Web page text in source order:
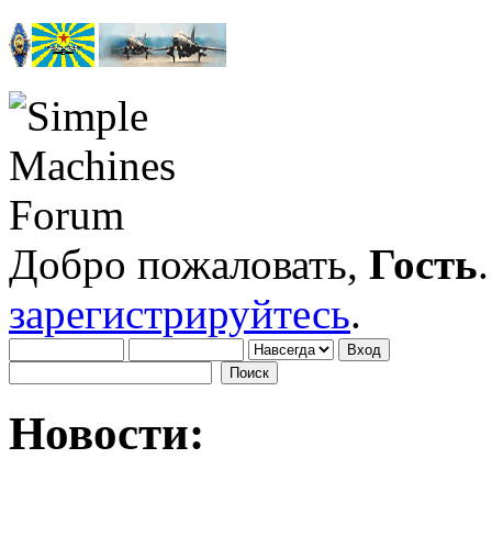
Добро пожаловать, Гость
зарегистрируйтесь.
Новости: